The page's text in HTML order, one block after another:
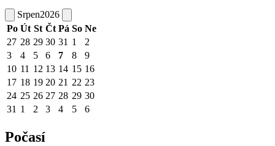
Srpen2026
Po Út St Čt Pá So Ne
27 28 29 30 31 1
2
3
4 5 6 7 8
9
10 11 12 13 14 15 16
17 18 19 20 21 22 23
24 25 26 27 28 29 30
31 1 2 3 4 5 6
Počasí